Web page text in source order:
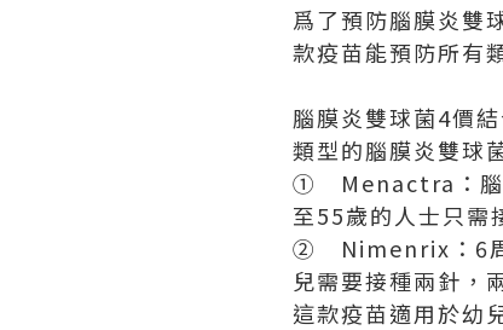
爲了預防腦膜炎雙
款疫苗能預防所有
腦膜炎雙球菌4價
類型的腦膜炎雙球
① Menactra：腦
至55歲的人士只需
② Nimenrix：6周
兒需要接種兩針，
這款疫苗適用於幼